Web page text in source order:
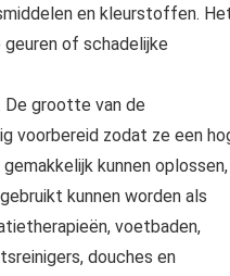
en kleurstoffen.
of schadelijke
De grootte van de
voorbereid zodat ze een
kunnen oplossen,
kunnen worden als
voetbaden,
douches en